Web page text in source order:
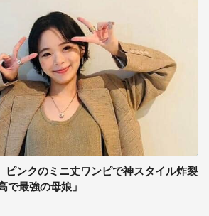
ピンクのミニ丈ワンピで神スタイル炸裂
で最強の母娘」